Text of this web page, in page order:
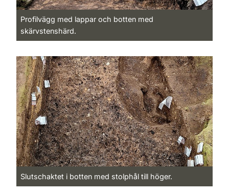
Profilvägg med lappar och botten med
skärvstenshärd.
Slutschaktet i botten med stolphål till höger.